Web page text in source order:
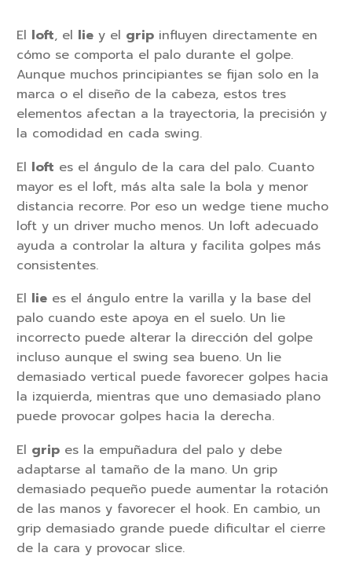
El loft, el lie y el grip influyen directamente en
cómo se comporta el palo durante el golpe.
Aunque muchos principiantes se fijan solo en la
marca o el diseño de la cabeza, estos tres
elementos afectan a la trayectoria, la precisión y
la comodidad en cada swing.
El loft es el ángulo de la cara del palo. Cuanto
mayor es el loft, más alta sale la bola y menor
distancia recorre. Por eso un wedge tiene mucho
loft y un driver mucho menos. Un loft adecuado
ayuda a controlar la altura y facilita golpes más
consistentes.
El lie es el ángulo entre la varilla y la base del
palo cuando este apoya en el suelo. Un lie
incorrecto puede alterar la dirección del golpe
incluso aunque el swing sea bueno. Un lie
demasiado vertical puede favorecer golpes hacia
la izquierda, mientras que uno demasiado plano
puede provocar golpes hacia la derecha.
El grip es la empuñadura del palo y debe
adaptarse al tamaño de la mano. Un grip
demasiado pequeño puede aumentar la rotación
de las manos y favorecer el hook. En cambio, un
grip demasiado grande puede dificultar el cierre
de la cara y provocar slice.